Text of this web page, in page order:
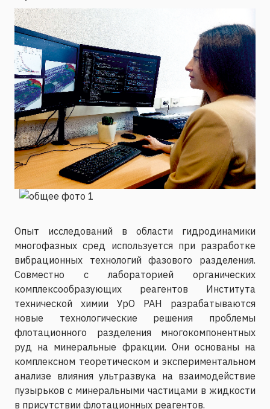
Опыт исследований в области гидродинамики
многофазных сред используется при разработке
вибрационных технологий фазового разделения.
Совместно с лабораторией органических
комплексообразующих реагентов Института
технической химии УрО РАН разрабатываются
новые технологические решения проблемы
флотационного разделения многокомпонентных
руд на минеральные фракции. Они основаны на
комплексном теоретическом и экспериментальном
анализе влияния ультразвука на взаимодействие
пузырьков с минеральными частицами в жидкости
в присутствии флотационных реагентов.